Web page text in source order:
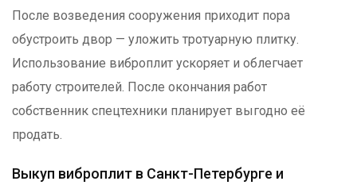
После возведения сооружения приходит пора
обустроить двор — уложить тротуарную плитку.
Использование виброплит ускоряет и облегчает
работу строителей. После окончания работ
собственник спецтехники планирует выгодно её
продать.
Выкуп виброплит в Санкт-Петербурге и